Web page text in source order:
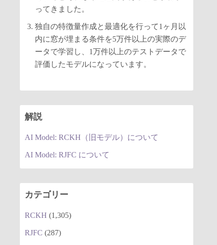
ってきました。
独自の特徴量作成と最適化を行って1ヶ月以
内に窓が埋まる条件を5万件以上の実際のデ
ータで学習し、1万件以上のテストデータで
評価したモデルになっています。
解説
AI Model: RCKH（旧モデル）について
AI Model: RJFC について
カテゴリー
RCKH (1,305)
RJFC (287)